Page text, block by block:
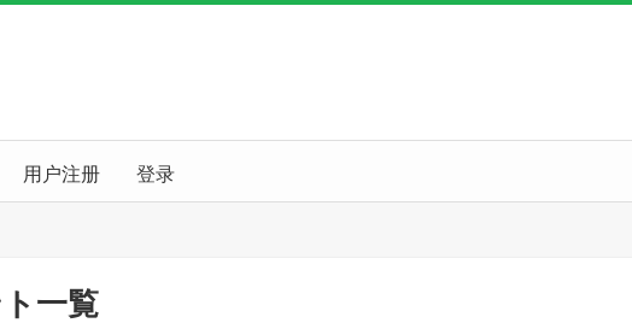
用户注册 登录
一覧